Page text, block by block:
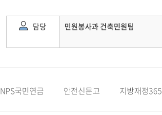
담당 민원봉사과 건축민원팀
NPS국민연금 안전신문고 지방재정365